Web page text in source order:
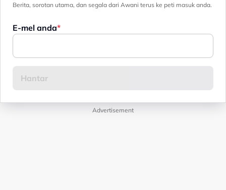
Berita, sorotan utama, dan segala dari Awani terus ke peti masuk anda.
E-mel anda
Advertisement